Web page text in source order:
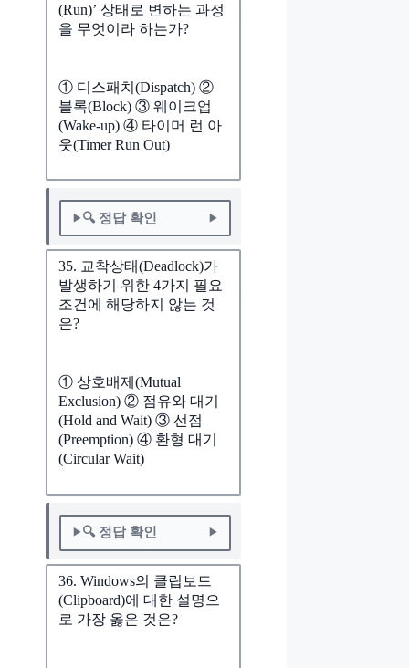
(Run)’ 상태로 변하는 과정
을 무엇이라 하는가?
① 디스패치(Dispatch) ②
블록(Block) ③ 웨이크업
(Wake-up) ④ 타이머 런 아
웃(Timer Run Out)
🔍 정답 확인
35. 교착상태(Deadlock)가
발생하기 위한 4가지 필요
조건에 해당하지 않는 것
은?
① 상호배제(Mutual
Exclusion) ② 점유와 대기
(Hold and Wait) ③ 선점
(Preemption) ④ 환형 대기
(Circular Wait)
🔍 정답 확인
36. Windows의 클립보드
(Clipboard)에 대한 설명으
로 가장 옳은 것은?